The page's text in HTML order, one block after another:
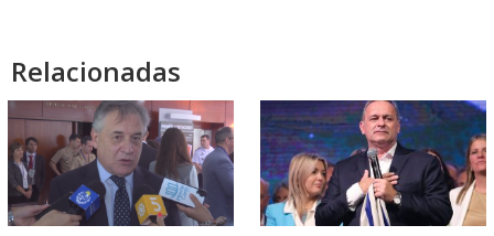
Relacionadas